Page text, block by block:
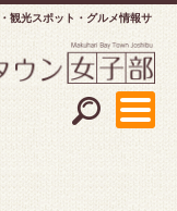
観光スポット・グルメ情報サ